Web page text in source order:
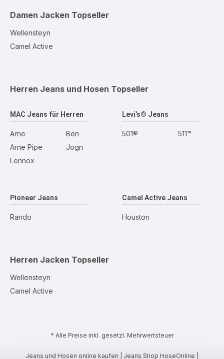
Damen Jacken Topseller
Wellensteyn
Camel Active
Herren Jeans und Hosen Topseller
MAC Jeans für Herren
Arne
Arne Pipe
Lennox
Ben
Jogn
Levi's® Jeans
501® 511™
Pioneer Jeans
Rando
Camel Active Jeans
Houston
Herren Jacken Topseller
Wellensteyn
Camel Active
* Alle Preise inkl. gesetzl. Mehrwertsteuer
Jeans und Hosen online kaufen | Jeans Shop HoseOnline |